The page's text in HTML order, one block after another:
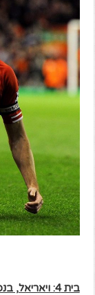
בית 4: ויאריאל, בנפיקה, ליל, מנצ'סטר יונייטד (עונת 2005/06)